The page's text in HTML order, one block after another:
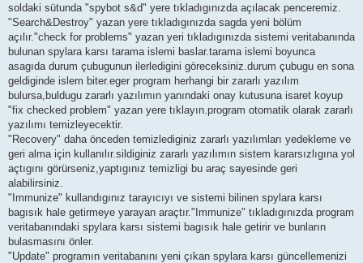
soldaki sütunda "spybot s&d" yere tıkladıgınızda açılacak penceremiz.
"Search&Destroy" yazan yere tıkladıgınızda sagda yeni bölüm
açılır."check for problems" yazan yeri tıkladıgınızda sistemi veritabanında
bulunan spylara karsı tarama islemi baslar.tarama islemi boyunca
asagıda durum çubugunun ilerledigini göreceksiniz.durum çubugu en sona
geldiginde islem biter.eger program herhangi bir zararlı yazılım
bulursa,buldugu zararlı yazılımın yanındaki onay kutusuna isaret koyup
"fix checked problem" yazan yere tıklayın.program otomatik olarak zararlı
yazılımı temizleyecektir.
"Recovery" daha önceden temizlediginiz zararlı yazılımları yedekleme ve
geri alma için kullanılır.sildiginiz zararlı yazılımın sistem kararsızlıgına yol
açtıgını görürseniz,yaptıgınız temizligi bu araç sayesinde geri
alabilirsiniz.
"Immunize" kullandıgınız tarayıcıyı ve sistemi bilinen spylara karsı
bagısık hale getirmeye yarayan araçtır."Immunize" tıkladıgınızda program
veritabanındaki spylara karsı sistemi bagısık hale getirir ve bunların
bulasmasını önler.
"Update" programın veritabanını yeni çıkan spylara karsı güncellemenizi